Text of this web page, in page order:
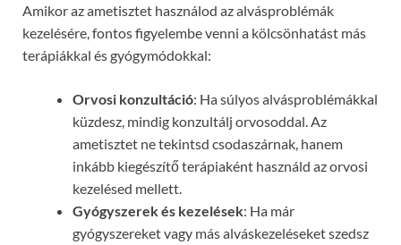
Amikor az ametisztet használod az alvásproblémák
kezelésére, fontos figyelembe venni a kölcsönhatást más
terápiákkal és gyógymódokkal:
Orvosi konzultáció: Ha súlyos alvásproblémákkal
küzdesz, mindig konzultálj orvosoddal. Az
ametisztet ne tekintsd csodaszárnak, hanem
inkább kiegészítő terápiaként használd az orvosi
kezelésed mellett.
Gyógyszerek és kezelések: Ha már
gyógyszereket vagy más alváskezeléseket szedsz